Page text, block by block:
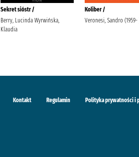
Sekret sióstr /
Berry, Lucinda Wyrwińska,
Klaudia
Koliber /
Veronesi, Sandro (1959-
Kontakt Regulamin Polityka prywatności i